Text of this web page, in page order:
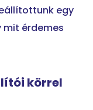
egy
mit érdemes
körrel